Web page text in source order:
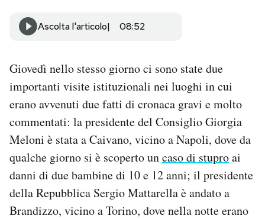
CALENDARIO
AREA PERSONALE
Newsletter
Notifiche mobile
Regala il Post
Hai bisogno di aiuto?
Esci
Ascolta l'articolo 08:52
Giovedì nello stesso giorno ci sono state due
importanti visite istituzionali nei luoghi in cui
erano avvenuti due fatti di cronaca gravi e molto
commentati: la presidente del Consiglio Giorgia
Meloni è stata a Caivano, vicino a Napoli, dove da
qualche giorno si è scoperto uncaso di stuproai
danni di due bambine di 10 e 12 anni; il presidente
della Repubblica Sergio Mattarella è andato a
Brandizzo, vicino a Torino, dove nella notte erano